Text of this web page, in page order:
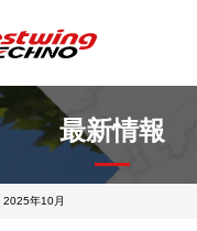
最新情報
2025年10月